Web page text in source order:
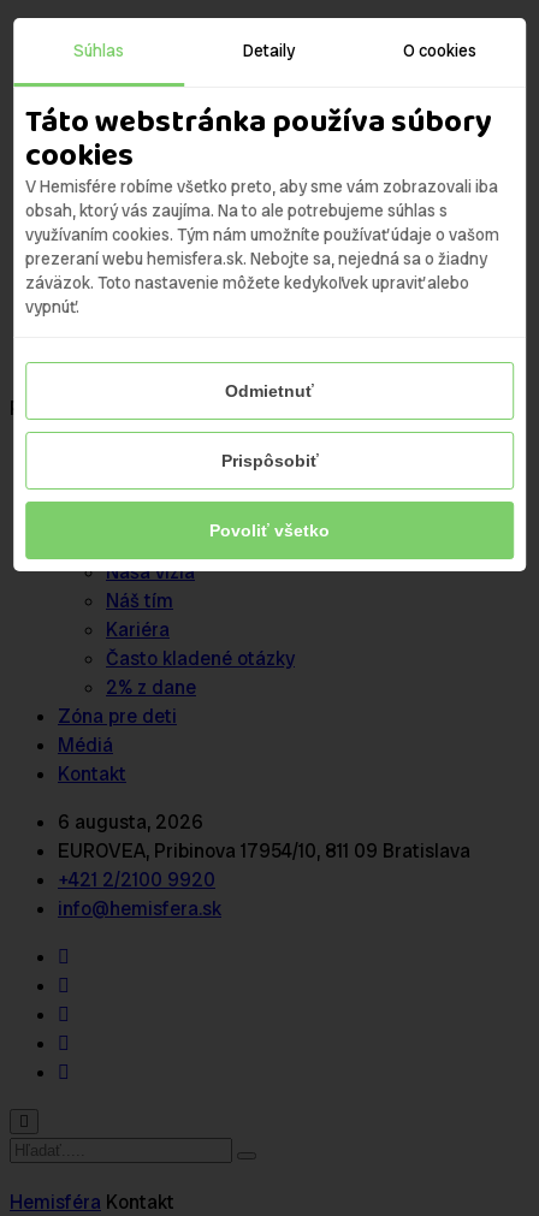
Skip
content
O nás
Naša vízia
Náš tím
Kariéra
Často kladené otázky
2% z dane
Zóna pre deti
Kontakt
Po - Pia | 09:00 - 18:00
Domov
Naša vízia
Náš tím
Kariéra
Často kladené otázky
2% z dane
Zóna pre deti
Médiá
Kontakt
6 augusta, 2026
EUROVEA, Pribinova 17954/10, 811 09 Bratislava
+421 2/2100 9920
info@hemisfera.sk
Hemisféra Kontakt
Súhlas Detaily O cookies
Táto webstránka používa súbory
cookies
V Hemisfére robíme všetko preto, aby sme vám zobrazovali iba
obsah, ktorý vás zaujíma. Na to ale potrebujeme súhlas s
využívaním cookies. Tým nám umožníte používať údaje o vašom
prezeraní webu hemisfera.sk. Nebojte sa, nejedná sa o žiadny
záväzok. Toto nastavenie môžete kedykoľvek upraviť alebo
vypnúť.
Odmietnuť
Prispôsobiť
Povoliť všetko